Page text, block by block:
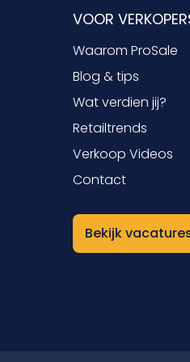
VOOR
Waarom ProSale
Blog & tips
Wat verdien jij?
Retailtrends
Verkoop Videos
Contact
Bekijk